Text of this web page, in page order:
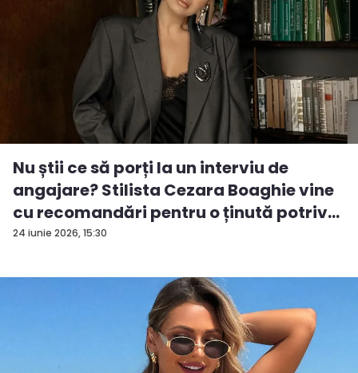
24 iunie 2026, 15:30
Nu știi ce să porți la un interviu de
angajare? Stilista Cezara Boaghie vine
cu recomandări pentru o ținută potriv...